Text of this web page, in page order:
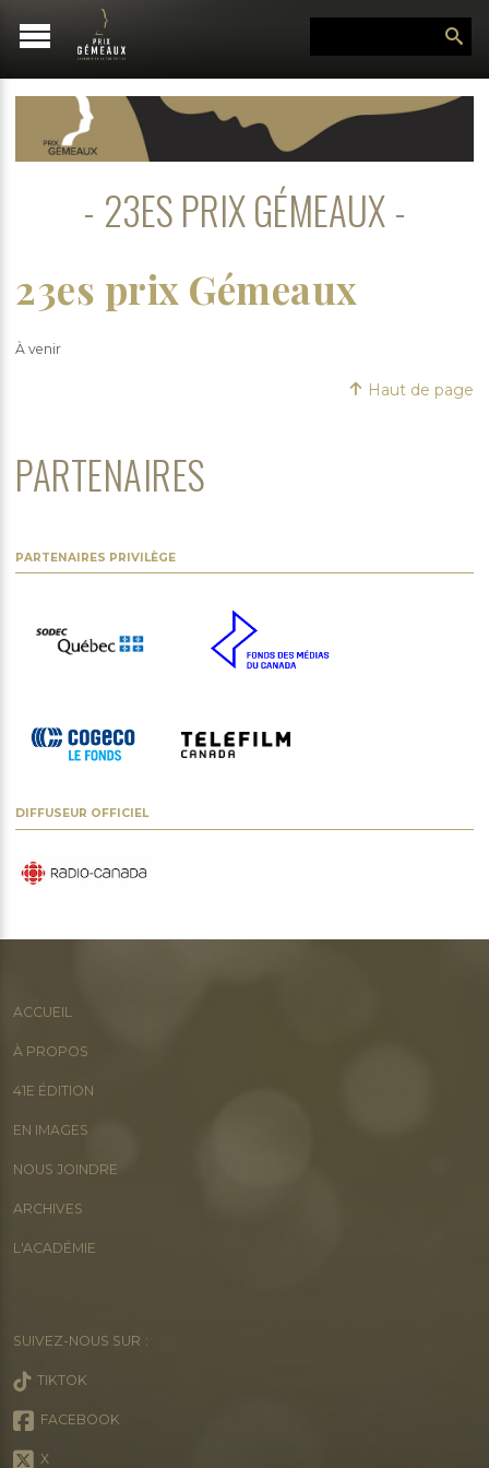
23ES PRIX GÉMEAUX
23es prix Gémeaux
À venir
Haut de page
PARTENAIRES
PARTENAIRES PRIVILÈGE
DIFFUSEUR OFFICIEL
ACCUEIL
À PROPOS
41E ÉDITION
EN IMAGES
NOUS JOINDRE
ARCHIVES
L'ACADÉMIE
SUIVEZ-NOUS SUR :
TIKTOK
FACEBOOK
X